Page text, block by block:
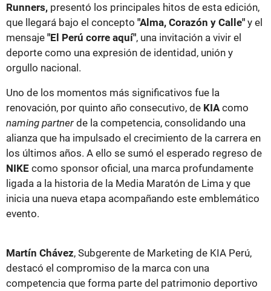
Runners, presentó los principales hitos de esta edición,
que llegará bajo el concepto "Alma, Corazón y Calle" y el
mensaje "El Perú corre aquí", una invitación a vivir el
deporte como una expresión de identidad, unión y
orgullo nacional.
Uno de los momentos más significativos fue la
renovación, por quinto año consecutivo, de KIA como
naming partner de la competencia, consolidando una
alianza que ha impulsado el crecimiento de la carrera en
los últimos años. A ello se sumó el esperado regreso de
NIKE como sponsor oficial, una marca profundamente
ligada a la historia de la Media Maratón de Lima y que
inicia una nueva etapa acompañando este emblemático
evento.
Martín Chávez, Subgerente de Marketing de KIA Perú,
destacó el compromiso de la marca con una
competencia que forma parte del patrimonio deportivo